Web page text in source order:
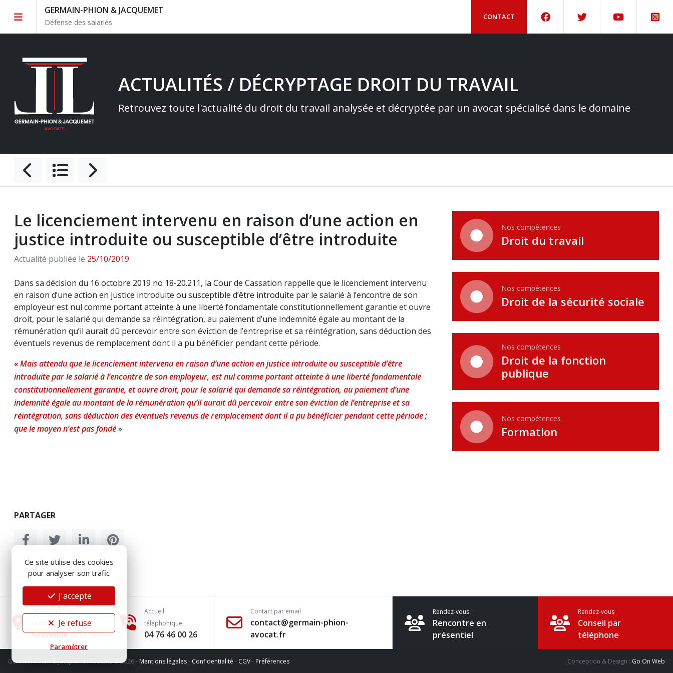
GERMAIN-PHION & JACQUEMET
Défense des salariés
CONTACT
ACTUALITÉS / DÉCRYPTAGE DROIT DU TRAVAIL
Retrouvez toute l'actualité du droit du travail analysée et décryptée par un avocat spécialisé dans le domaine
Le licenciement intervenu en raison d’une action en
justice introduite ou susceptible d’être introduite
Actualité publiée le 25/10/2019
Dans sa décision du 16 octobre 2019 no 18-20.211, la Cour de Cassation rappelle que le licenciement intervenu
en raison d’une action en justice introduite ou susceptible d’être introduite par le salarié à l’encontre de son
employeur est nul comme portant atteinte à une liberté fondamentale constitutionnellement garantie et ouvre
droit, pour le salarié qui demande sa réintégration, au paiement d’une indemnité égale au montant de la
rémunération qu’il aurait dû percevoir entre son éviction de l’entreprise et sa réintégration, sans déduction des
éventuels revenus de remplacement dont il a pu bénéficier pendant cette période.
« Mais attendu que le licenciement intervenu en raison d’une action en justice introduite ou susceptible d’être
introduite par le salarié à l’encontre de son employeur, est nul comme portant atteinte à une liberté fondamentale
constitutionnellement garantie, et ouvre droit, pour le salarié qui demande sa réintégration, au paiement d’une
indemnité égale au montant de la rémunération qu’il aurait dû percevoir entre son éviction de l’entreprise et sa
réintégration, sans déduction des éventuels revenus de remplacement dont il a pu bénéficier pendant cette période ;
que le moyen n’est pas fondé»
PARTAGER
Nos compétences
Droit du travail
Nos compétences
Droit de la sécurité sociale
Nos compétences
Droit de la fonction
publique
Nos compétences
Formation
Dumont
Grenoble
Accueil
téléphonique
04 76 46 00 26
Contact par email
contact@germain-phion-
avocat.fr
Rendez-vous
Rencontre en
présentiel
Rendez-vous
Conseil par
téléphone
Germain-Phion & Jacquemet Avocats © 2026- Mentions légales- Confidentialité - CGV- Préférences Conception & Design : Go On Web
Ce site utilise des cookies
pour analyser son trafic
J'accepte
Je refuse
Paramétrer